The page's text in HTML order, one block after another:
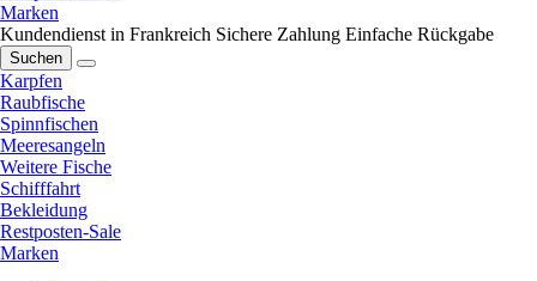
Marken
Kundendienst in Frankreich Sichere Zahlung Einfache Rückgabe
Suchen
Karpfen
Raubfische
Spinnfischen
Meeresangeln
Weitere Fische
Schifffahrt
Bekleidung
Restposten-Sale
Marken